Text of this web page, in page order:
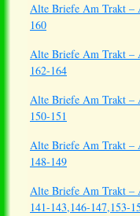
Alte Briefe Am Trakt –
160
Alte Briefe Am Trakt –
162-164
Alte Briefe Am Trakt –
150-151
Alte Briefe Am Trakt –
148-149
Alte Briefe Am Trakt –
141-143,146-147,153-